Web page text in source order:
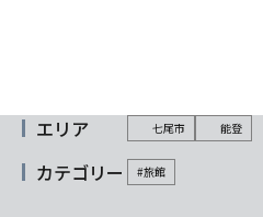
エリア 七尾市 能登
カテゴリー #旅館